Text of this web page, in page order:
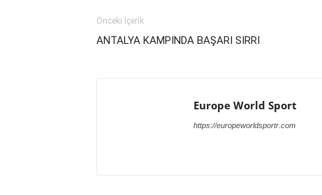
Önceki İçerik
ANTALYA KAMPINDA BAŞARI SIRRI
Europe World Sport
https://europeworldsportr.com